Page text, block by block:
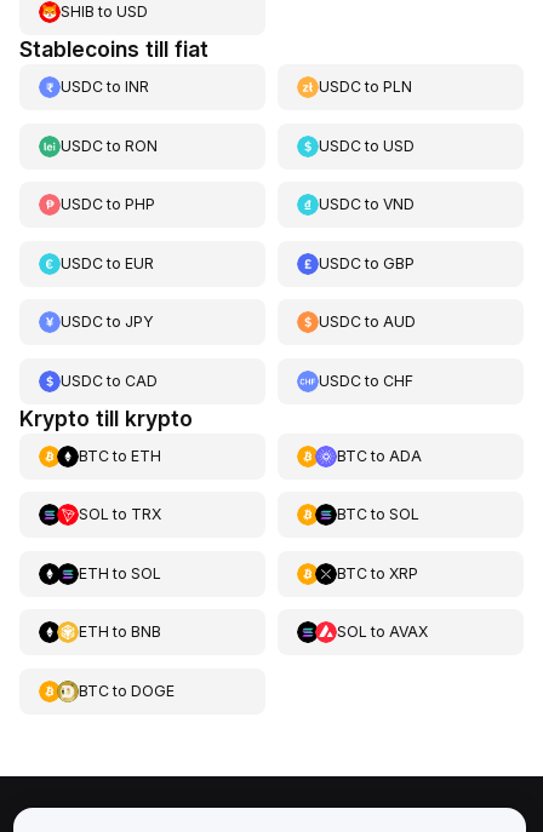
SHIB to USD
Stablecoins till fiat
USDCto INR USDCtoPLN
USDCto RON USDCtoUSD
USDCto PHP USDCtoVND
USDCto EUR USDCtoGBP
USDCto JPY USDCtoAUD
USDCto CAD USDCtoCHF
Krypto till krypto
BTCto ETH BTCto ADA
SOL to TRX BTCto SOL
ETH to SOL BTCto XRP
ETH to BNB SOL to AVAX
BTCto DOGE